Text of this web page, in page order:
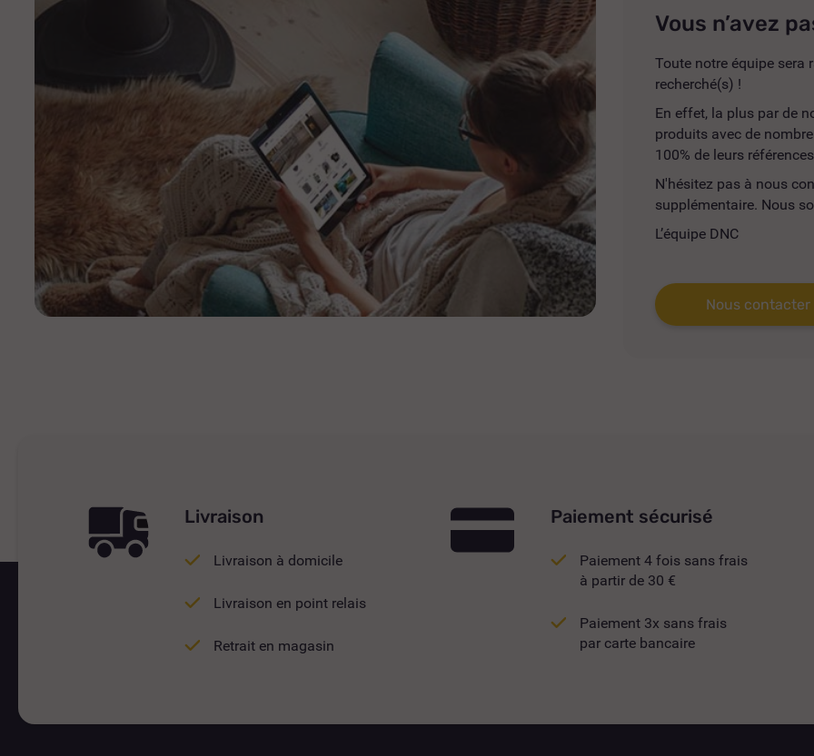
Vous n’avez
Toute notre équipe sera
recherché(s) !
En effet, la plus par de
produits avec de
100% de leurs
N'hésitez pas à nous
supplémentaire. Nous
L’équipe DNC
Nous contacter
Livraison
Livraison à domicile
Livraison en point relais
Retrait en magasin
Paiement sécurisé
Paiement 4 fois sans frais
à partir de 30 €
Paiement 3x sans frais
par carte bancaire